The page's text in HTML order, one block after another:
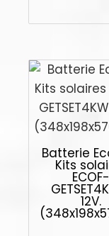
Batterie
Kits
ECOF-
12V.